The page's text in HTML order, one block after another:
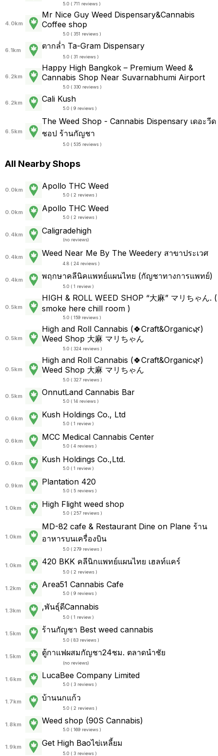
5.0 ( 711 reviews )
4.0km
Mr Nice Guy Weed Dispensary&Cannabis
Coffee shop
5.0 ( 351 reviews )
6.1km ตากล่ำ Ta-Gram Dispensary
5.0 ( 31 reviews )
6.2km
Happy High Bangkok – Premium Weed &
Cannabis Shop Near Suvarnabhumi Airport
5.0 ( 330 reviews )
6.2km Cali Kush
5.0 ( 9 reviews )
6.5km
The Weed Shop - Cannabis Dispensary เดอะวีด
ชอป ร้านกัญชา
5.0 ( 535 reviews )
All Nearby Shops
0.0km Apollo THC Weed
5.0 ( 2 reviews )
0.0km Apollo THC Weed
5.0 ( 2 reviews )
0.4km Caligradehigh
(no reviews)
0.4km Weed Near Me By The Weedery สาขาประเวศ
4.8 ( 24 reviews )
0.4km พฤกษาคลีนิคแพทย์แผนไทย (กัญชาทางการแพทย์)
5.0 ( 1 review )
0.5km
HIGH & ROLL WEED SHOP “大麻” マリちゃん. (
smoke here chill room )
5.0 ( 159 reviews )
0.5km
High and Roll Cannabis (🍀Craft&Organic🌿)
Weed Shop 大麻 マリちゃん
5.0 ( 324 reviews )
0.5km
High and Roll Cannabis (🍀Craft&Organic🌿)
Weed Shop 大麻 マリちゃん
5.0 ( 327 reviews )
0.5km OnnutLand Cannabis Bar
5.0 ( 14 reviews )
0.6km Kush Holdings Co., Ltd
5.0 ( 1 review )
0.6km MCC Medical Cannabis Center
5.0 ( 4 reviews )
0.6km Kush Holdings Co.,Ltd.
5.0 ( 1 review )
0.9km Plantation 420
5.0 ( 5 reviews )
1.0km High Flight weed shop
5.0 ( 257 reviews )
1.0km
MD-82 cafe & Restaurant Dine on Plane ร้าน
อาหารบนเครื่องบิน
5.0 ( 279 reviews )
1.0km 420 BKK คลีนิกแพทย์แผนไทย เฮลท์แคร์
5.0 ( 2 reviews )
1.2km Area51 Cannabis Cafe
5.0 ( 9 reviews )
1.3km ,พันธุ์ดีCannabis
5.0 ( 1 review )
1.5km ร้านกัญชา Best weed cannabis
5.0 ( 83 reviews )
1.5km ตู้กาแฟผสมกัญชา24ชม. ตลาดนำชัย
(no reviews)
1.6km LucaBee Company Limited
5.0 ( 3 reviews )
1.7km บ้านนกแก้ว
5.0 ( 2 reviews )
1.8km Weed shop (90S Cannabis)
5.0 ( 169 reviews )
1.9km Get High Baoไข่เหลี้ยม
5.0 ( 3 reviews )